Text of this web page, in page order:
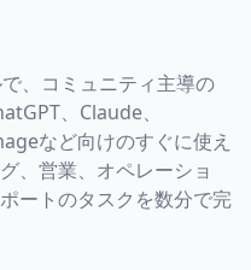
、コミュニティ主導の
、Claude、
など向けのすぐに使え
、営業、オペレーショ
ートのタスクを数分で完